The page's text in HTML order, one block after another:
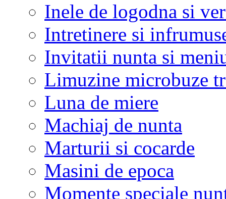
Inele de logodna si
Intretinere si
Invitatii nunta si
Limuzine microbuze
Luna de miere
Machiaj de nunta
Marturii si cocarde
Masini de epoca
Momente speciale